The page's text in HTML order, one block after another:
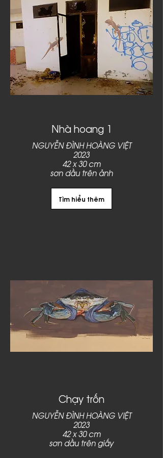
Nhà hoang 1
NGUYỄN ĐÌNH HOÀNG VIỆT
2023
42 x 30 cm
sơn dầu trên ảnh
Tìm hiểu thêm
Chạy trốn
NGUYỄN ĐÌNH HOÀNG VIỆT
2023
42 x 30 cm
sơn dầu trên giấy